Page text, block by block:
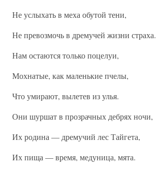
Не услыхать в меха обутой тени,
Не превозмочь в дремучей жизни страха.
Нам остаются только поцелуи,
Мохнатые, как маленькие пчелы,
Что умирают, вылетев из улья.
Они шуршат в прозрачных дебрях ночи,
Их родина — дремучий лес Тайгета,
Их пища — время, медуница, мята.